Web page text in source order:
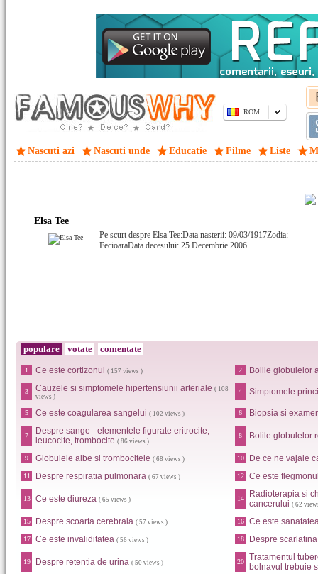
ROM
Nascuti azi Nascuti unde Educatie Filme Liste
Elsa Tee
Pe scurt despre Elsa Tee:Data nasterii: 09/03/1917Zodia:
FecioaraData decesului: 25 Decembrie 2006
populare votate comentate
1 Ce este cortizonul ( 157 views ) 2 Bolile globulelor
3 Cauzele si simptomele hipertensiunii arteriale ( 108
views )
4 Simptomele
5 Ce este coagularea sangelui ( 102 views ) 6 Biopsia si
7
Despre sange - elementele figurate eritrocite,
leucocite, trombocite ( 86 views )
8 Bolile globulelor
9 Globulele albe si trombocitele ( 68 views ) 10 De ce ne vajaie
11 Despre respiratia pulmonara ( 67 views ) 12 Ce este
13 Ce este diureza ( 65 views ) 14
Radioterapia si
cancerului ( 62
15 Despre scoarta cerebrala ( 57 views ) 16 Ce este
17 Ce este invaliditatea ( 56 views ) 18 Despre scarlatina
19 Despre retentia de urina ( 50 views ) 20
Tratamentul
bolnavul trebuie